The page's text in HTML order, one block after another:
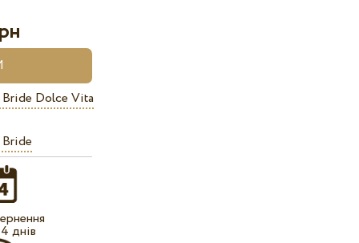
Bride Dolce Vita
Bride
днів